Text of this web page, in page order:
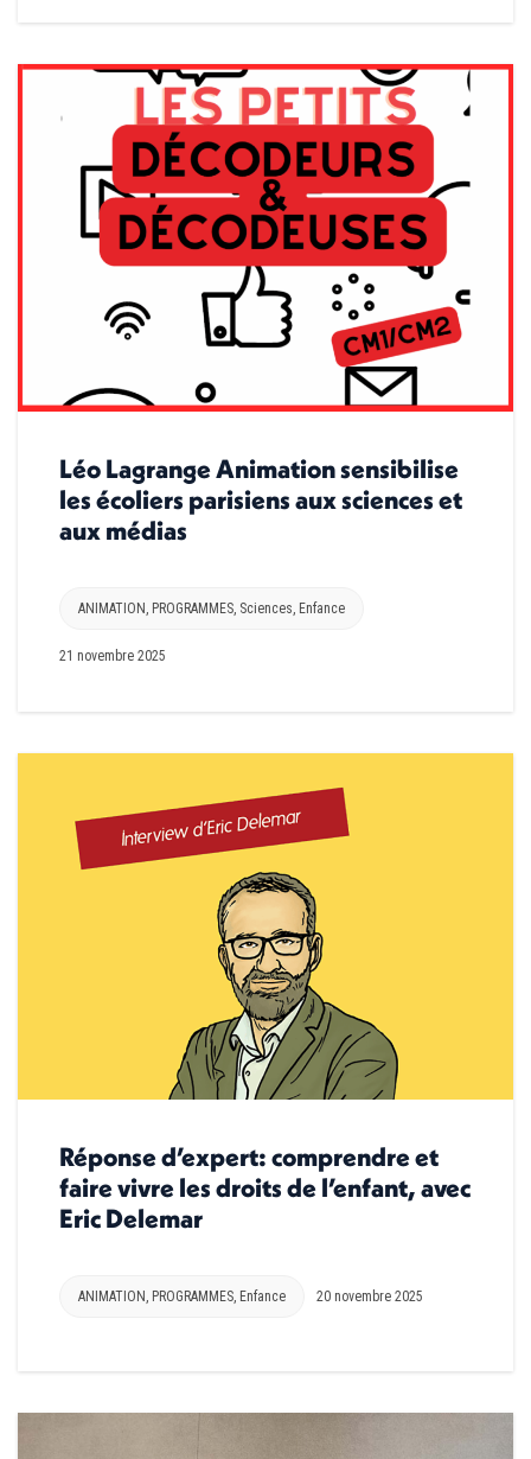
Léo Lagrange Animation sensibilise
les écoliers parisiens aux sciences et
aux médias
ANIMATION PROGRAMMES Sciences Enfance
21 novembre 2025
Réponse d’expert: comprendre et
faire vivre les droits de l’enfant, avec
Eric Delemar
ANIMATION , PROGRAMMES, Enfance 20 novembre 2025